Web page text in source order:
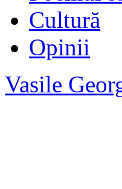
Cultură
Opinii
Vasile